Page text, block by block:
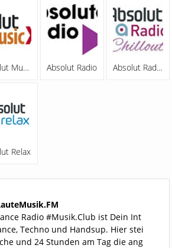
Absolut MusicXL Absolut Radio Absolut Radio Chillout
Relax
Radio #Musik.Club ist Dein Int
Techno und Handsup. Hier stei
und 24 Stunden am Tag die ang